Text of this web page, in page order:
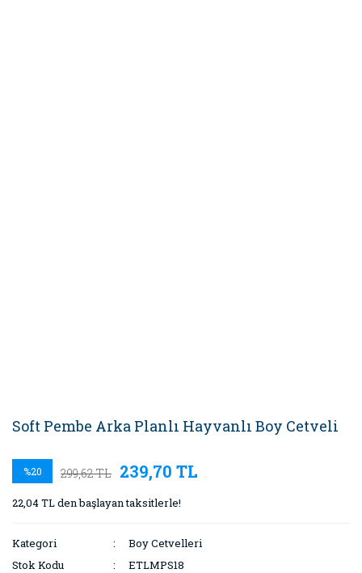
Soft Pembe Arka Planlı Hayvanlı Boy Cetveli
%20 299,62 TL 239,70 TL
22,04 TL den başlayan taksitlerle!
Kategori
Boy Cetvelleri
Stok Kodu
ETLMPS18